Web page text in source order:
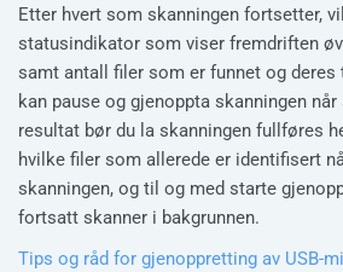
Etter hvert som skanningen fortsetter,
statusindikator som viser fremdriften
samt antall filer som er funnet og
kan pause og gjenoppta skanningen
resultat bør du la skanningen fullføres
hvilke filer som allerede er identifisert
skanningen, og til og med starte
fortsatt skanner i bakgrunnen.
Tips og råd for gjenoppretting av USB-